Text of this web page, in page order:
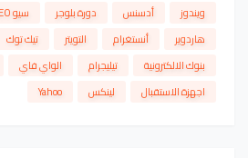
ويندوز
أدسنس دورة بلوجر سيو SEO
هاردوير
أنستغرام التويتر تيك توك
بنوك الالكترونية
تيليجرام الواي فاي
اجهزة الاستقبال
لينكس Yahoo